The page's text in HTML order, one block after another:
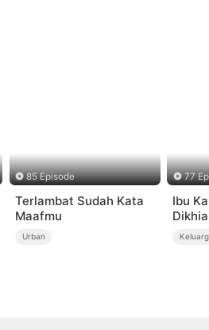
85 Episode
Terlambat Sudah Kata
Maafmu
Urban
77
Ibu